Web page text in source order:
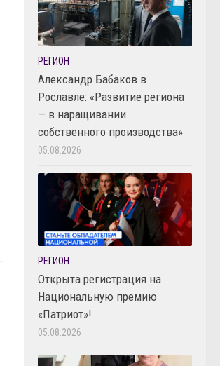
РЕГИОН
Александр Бабаков в
Рославле: «Развитие региона
— в наращивании
собственного производства»
05.08.2026
РЕГИОН
Открыта регистрация на
Национальную премию
«Патриот»!
05.08.2026